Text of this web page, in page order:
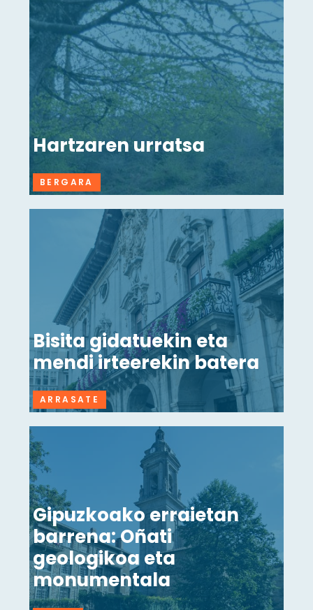
Hartzaren urratsa
BERGARA
Bisita gidatuekin eta
mendi irteerekin batera
ARRASATE
Gipuzkoako erraietan
barrena: Oñati
geologikoa eta
monumentala